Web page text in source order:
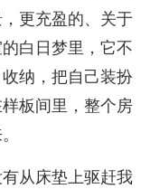
更充盈的、关于
白日梦里，它不
纳，把自己装扮
板间里，整个房
从床垫上驱赶我